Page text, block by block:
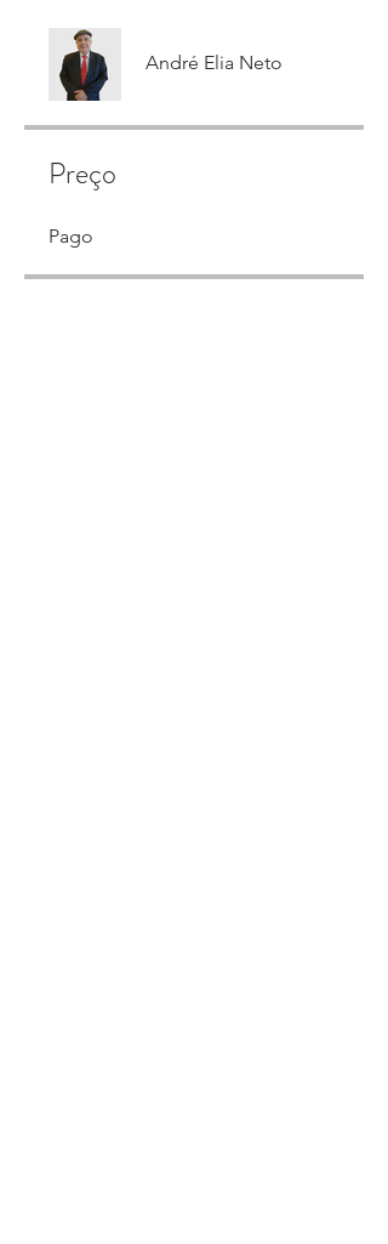
André Elia Neto
Preço
Pago